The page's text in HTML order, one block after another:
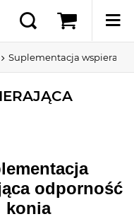
Suplementacja
odporność
konia